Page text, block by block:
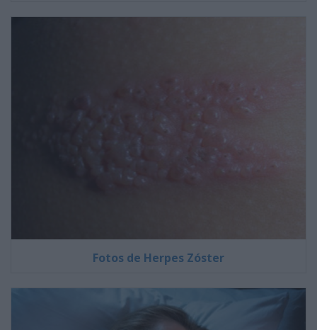
Fotos de Herpes Zóster